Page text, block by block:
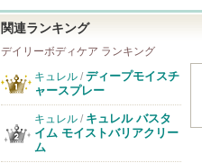
関連ランキング
デイリーボディケア ランキング
キュレル / ディープモイスチ
ャースプレー
キュレル / キュレル バスタ
イム モイストバリアクリー
ム